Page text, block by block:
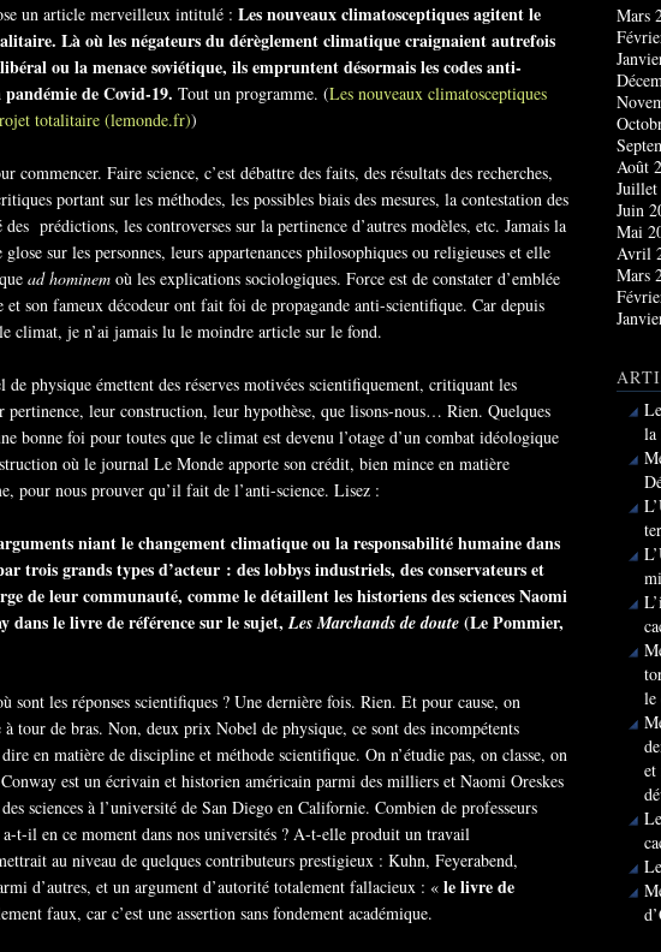
un article merveilleux intitulé : Les nouveaux climatosceptiques agitent le
Là où les négateurs du dérèglement climatique craignaient autrefois
ou la menace soviétique, ils empruntent désormais les codes anti-
de Covid-19. Tout un programme. (Les nouveaux climatosceptiques
totalitaire (lemonde.fr))
commencer. Faire science, c’est débattre des faits, des résultats des recherches,
portant sur les méthodes, les possibles biais des mesures, la contestation des
prédictions, les controverses sur la pertinence d’autres modèles, etc. Jamais la
sur les personnes, leurs appartenances philosophiques ou religieuses et elle
ad hominem où les explications sociologiques. Force est de constater d’emblée
son fameux décodeur ont fait foi de propagande anti-scientifique. Car depuis
climat, je n’ai jamais lu le moindre article sur le fond.
physique émettent des réserves motivées scientifiquement, critiquant les
pertinence, leur construction, leur hypothèse, que lisons-nous… Rien. Quelques
bonne foi pour toutes que le climat est devenu l’otage d’un combat idéologique
où le journal Le Monde apporte son crédit, bien mince en matière
pour nous prouver qu’il fait de l’anti-science. Lisez :
niant le changement climatique ou la responsabilité humaine dans
trois grands types d’acteur : des lobbys industriels, des conservateurs et
de leur communauté, comme le détaillent les historiens des sciences Naomi
dans le livre de référence sur le sujet,Les Marchands de doute (Le Pommier,
sont les réponses scientifiques ? Une dernière fois. Rien. Et pour cause, on
tour de bras. Non, deux prix Nobel de physique, ce sont des incompétents
en matière de discipline et méthode scientifique. On n’étudie pas, on classe, on
est un écrivain et historien américain parmi des milliers et Naomi Oreskes
sciences à l’université de San Diego en Californie. Combien de professeurs
a-t-il en ce moment dans nos universités ? A-t-elle produit un travail
au niveau de quelques contributeurs prestigieux : Kuhn, Feyerabend,
d’autres, et un argument d’autorité totalement fallacieux : « le livre de
faux, car c’est une assertion sans fondement académique.
Mars
Août
Juillet
Juin
Mai
Avril
Mars
la
le
et